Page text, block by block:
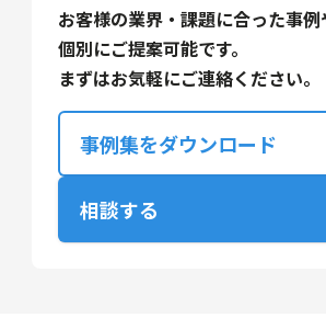
お客様の業界・課題に合った事
個別にご提案可能です。
まずはお気軽にご連絡ください。
事例集をダウンロード
相談する